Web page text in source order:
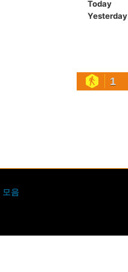
Today
Yesterday
1
모음